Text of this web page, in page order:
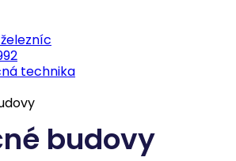
technika
budovy